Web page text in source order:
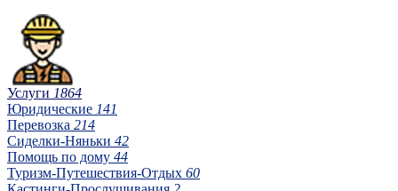
Услуги 1864
Юридические 141
Перевозка 214
Сиделки-Няньки 42
Помощь по дому 44
Туризм-Путешествия-Отдых 60